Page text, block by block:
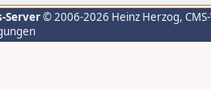
Server© 2006-2026 Heinz Herzog,